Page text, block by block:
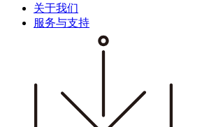
关于我们
服务与支持